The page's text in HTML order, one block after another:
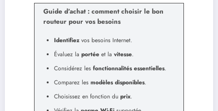
Guide d’achat : comment choisir le bon
routeur pour vos besoins
Identifiez vos besoins Internet.
Évaluez la portée et la vitesse.
Considérez les fonctionnalités essentielles.
Comparez les modèles disponibles.
Choisissez en fonction du prix.